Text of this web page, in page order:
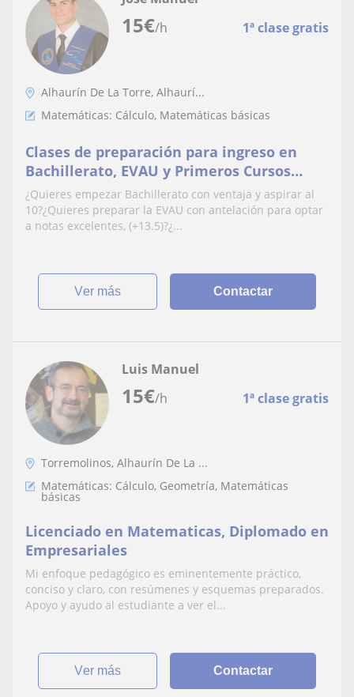
15€/h 1ª clase gratis
Alhaurín De La Torre, Alhaurí...
Matemáticas: Cálculo, Matemáticas básicas
Clases de preparación para ingreso en
Bachillerato, EVAU y Primeros Cursos
Ingeniería
¿Quieres empezar Bachillerato con ventaja y aspirar al
10?¿Quieres preparar la EVAU con antelación para optar
a notas excelentes, (+13.5)?¿...
ver más Contactar
15€/h 1ª clase gratis
Luis Manuel
Torremolinos, Alhaurín De La ...
Matemáticas: Cálculo, Geometría, Matemáticas
básicas
Licenciado en Matematicas, Diplomado en
Empresariales
Mi enfoque pedagógico es eminentemente práctico,
conciso y claro, con resúmenes y esquemas preparados.
Apoyo y ayudo al estudiante a ver el...
ver más Contactar